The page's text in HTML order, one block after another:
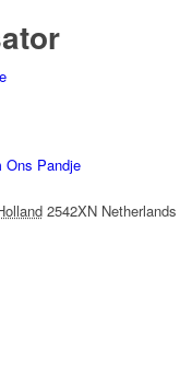
Ons Pandje
2542XN Netherlands